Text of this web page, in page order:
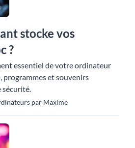
stocke vos
?
essentiel de votre ordinateur
programmes et souvenirs
sécurité.
par Maxime